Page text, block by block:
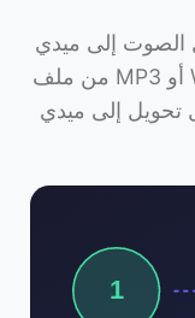
الصوت إلى ميدي
من ملف MP3 أو WAV باستخدام محوِّل AIMusicGen
1